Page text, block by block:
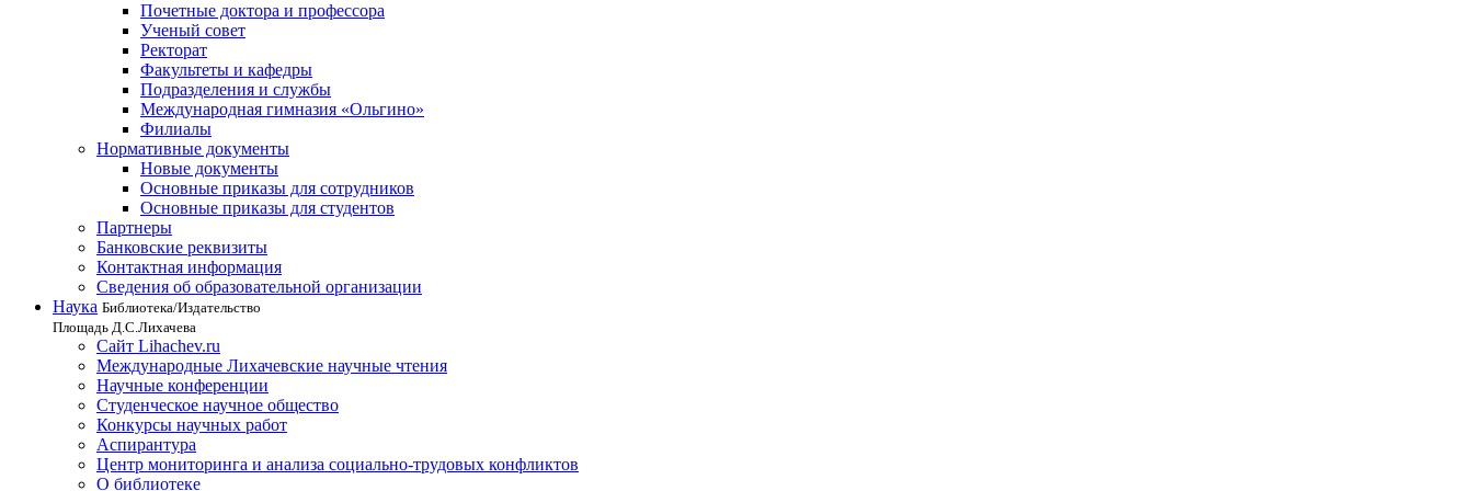
Почетные доктора и профессора
Ученый совет
Ректорат
Факультеты и кафедры
Подразделения и службы
Международная гимназия «Ольгино»
Филиалы
Нормативные документы
Новые документы
Основные приказы для сотрудников
Основные приказы для студентов
Партнеры
Банковские реквизиты
Контактная информация
Сведения об образовательной организации
Наука Библиотека/Издательство
Площадь Д.С.Лихачева
Сайт Lihachev.ru
Международные Лихачевские научные чтения
Научные конференции
Студенческое научное общество
Конкурсы научных работ
Аспирантура
Центр мониторинга и анализа социально-трудовых конфликтов
О библиотеке